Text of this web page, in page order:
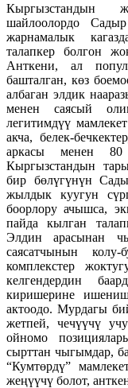
Кыргызстандын
шайлоолордо
жарнамалык
талапкер болгон
Анткени, ал
башталган, көз
албаган элдик
менен саясый
легитимдүү
акча, белек-
аркасы менен
Кыргызстандын
бир бөлүгүнүн
жылдык куугун
боорлору ачышса,
пайда кылган
Элдин арасынан
саясатчынын
комплекстер
келгендердин
киришерине
актоодо. Мурдагы
жетпей, чечүүчү
ойномо
сырттан чыгымдар,
“Кумтөрдү”
жеңүүчү болот,